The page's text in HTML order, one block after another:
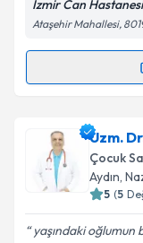
Kişisel
'ni
İzmir Can Hastanesi
Ataşehir Mahallesi,
Randevu
Uzm. Dr.
oluşturun.
takvim
Uzm.
Çocuk
Aydın,
5 (5
yaşındaki oğlumun